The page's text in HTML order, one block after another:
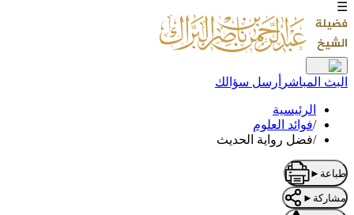
☰
البث المباشر أرسل سؤالك
الرئيسية
/فوائد العلوم
/فضل رواية الحديث
طباعة ►
مشاركة ►